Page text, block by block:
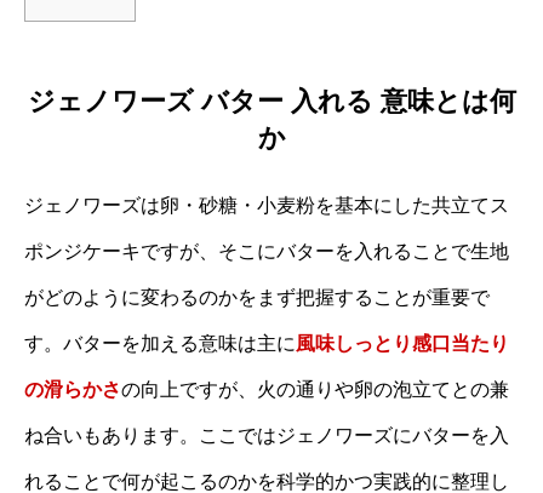
ジェノワーズ バター 入れる 意味とは何
か
ジェノワーズは卵・砂糖・小麦粉を基本にした共立てス
ポンジケーキですが、そこにバターを入れることで生地
がどのように変わるのかをまず把握することが重要で
す。バターを加える意味は主に風味しっとり感口当たり
の滑らかさの向上ですが、火の通りや卵の泡立てとの兼
ね合いもあります。ここではジェノワーズにバターを入
れることで何が起こるのかを科学的かつ実践的に整理し